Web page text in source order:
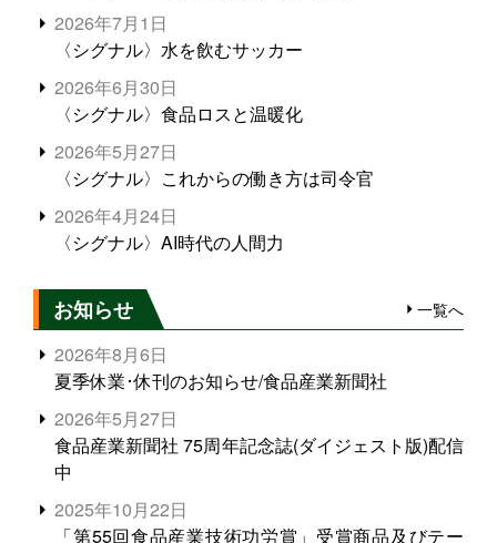
2026年7月1日
〈シグナル〉水を飲むサッカー
2026年6月30日
〈シグナル〉食品ロスと温暖化
2026年5月27日
〈シグナル〉これからの働き方は司令官
2026年4月24日
〈シグナル〉AI時代の人間力
お知らせ 一覧へ
2026年8月6日
夏季休業･休刊のお知らせ/食品産業新聞社
2026年5月27日
食品産業新聞社 75周年記念誌(ダイジェスト版)配信
中
2025年10月22日
「第55回食品産業技術功労賞」受賞商品及びテー